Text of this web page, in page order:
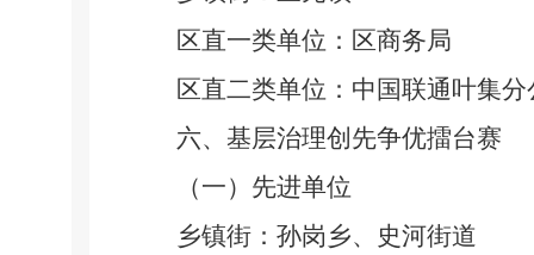
区直一类单位：区商务局
区直二类单位：中国联通叶集
六、基层治理创先争优擂台赛
（一）先进单位
乡镇街：孙岗乡、史河街道